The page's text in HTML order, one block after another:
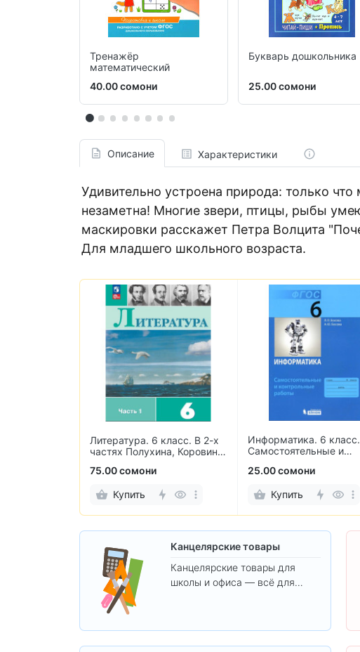
Тренажёр
математический
40.00 сомони
Букварь дошкольника
25.00 сомони
Описание Характеристики
Удивительно устроена природа: только
незаметна! Многие звери, птицы, рыбы
маскировки расскажет Петра Волцита
Для младшего школьного возраста.
Информатика. 6 класс.
Самостоятельные и
25.00 сомони
Купить
Простые и
упражнения по
27.00 сомони
Купить
Канцелярские товары
Канцелярские товары для
школы и офиса — всё для